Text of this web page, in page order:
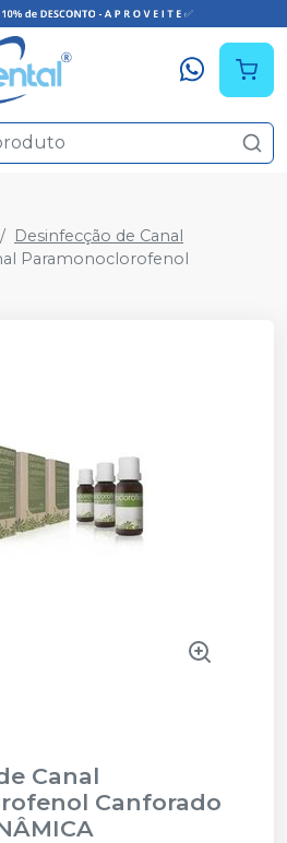
Desinfecção de Canal
Paramonoclorofenol
Canal
Canforado